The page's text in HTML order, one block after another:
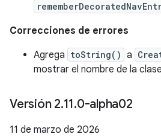
Correcciones de errores
Agrega toString() a
mostrar el nombre de la
Versión 2.11.0-alpha02
11 de marzo de 2026